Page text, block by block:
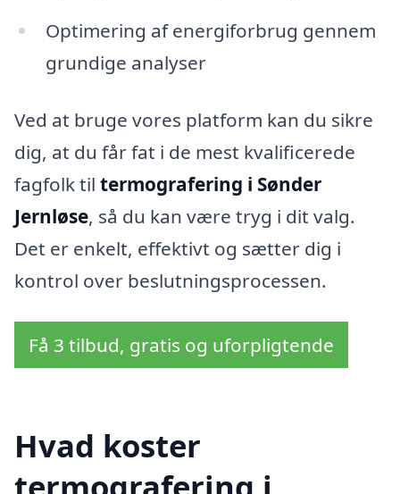
Optimering af energiforbrug gennem
grundige analyser
Ved at bruge vores platform kan du sikre
dig, at du får fat i de mest kvalificerede
fagfolk til termografering i Sønder
Jernløse, så du kan være tryg i dit valg.
Det er enkelt, effektivt og sætter dig i
kontrol over beslutningsprocessen.
Få 3 tilbud, gratis og uforpligtende
Hvad koster